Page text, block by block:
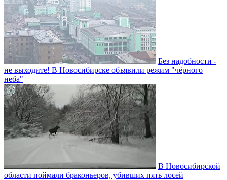
Без надобности -
не выходите! В Новосибирске объявили режим "чёрного
неба"
В Новосибирской
области поймали браконьеров, убивших пять лосей